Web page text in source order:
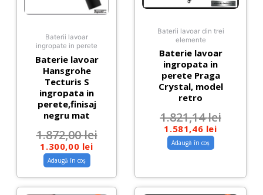
Baterii lavoar
ingropate in perete
Baterie lavoar
Hansgrohe
Tecturis S
ingropata in
perete,finisaj
negru mat
1.872,00lei
1.300,00 lei
Adaugă în coș
Baterii lavoar din trei
elemente
Baterie lavoar
ingropata in
perete Praga
Crystal, model
retro
1.821,14lei
1.581,46 lei
Adaugă în coș